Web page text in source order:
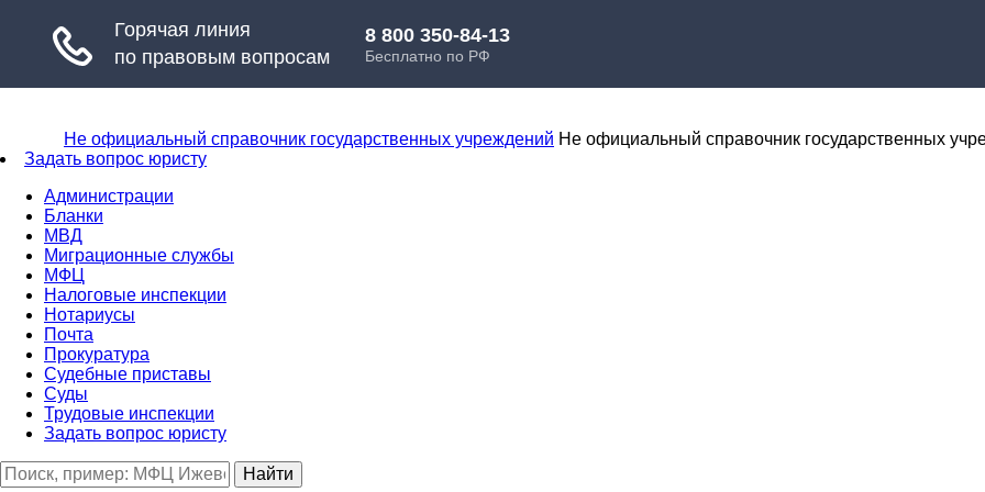
Не официальный справочник государственных учреждений Не официальный справочник государственных
Задать вопрос юристу
Администрации
Бланки
МВД
Миграционные службы
МФЦ
Налоговые инспекции
Нотариусы
Почта
Прокуратура
Судебные приставы
Суды
Трудовые инспекции
Задать вопрос юристу